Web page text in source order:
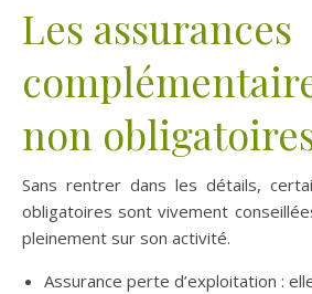
Les assurances
non
Sans rentrer dans les détails,
obligatoires sont vivement
pleinement sur son activité.
Assurance perte d’exploitation :